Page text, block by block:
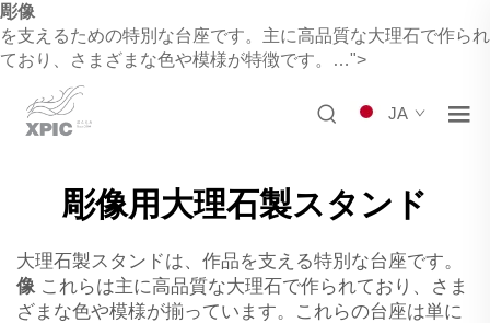
彫像
を支えるための特別な台座です。主に高品質な大理石で作られ
ており、さまざまな色や模様が特徴です。…">
JA
彫像用大理石製スタンド
大理石製スタンドは、作品を支える特別な台座です。
像 これらは主に高品質な大理石で作られており、さま
ざまな色や模様が揃っています。これらの台座は単に